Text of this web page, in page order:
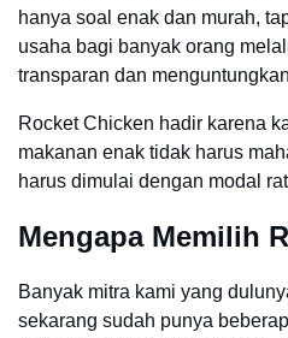
hanya soal enak dan murah,
usaha bagi banyak orang
transparan dan
Rocket Chicken hadir karena
makanan enak tidak harus
harus dimulai dengan modal
Mengapa Memilih
Banyak mitra kami yang
sekarang sudah punya